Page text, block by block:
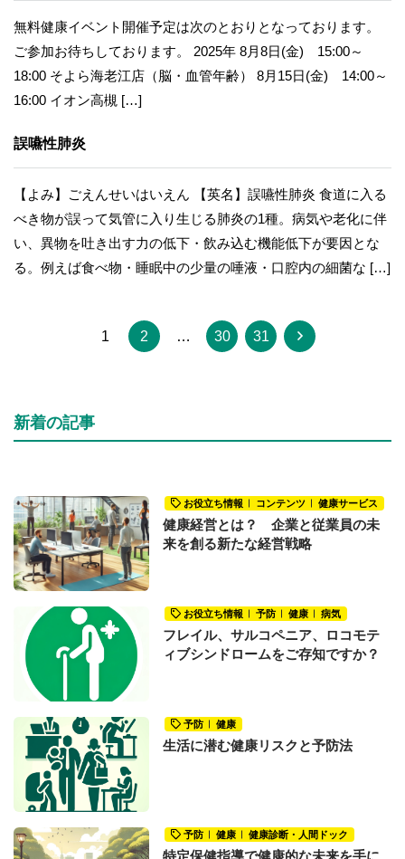
無料健康イベント開催予定は次のとおりとなっております。
ご参加お待ちしております。 2025年 8月8日(金) 15:00～
18:00 そよら海老江店（脳・血管年齢） 8月15日(金) 14:00～
16:00 イオン高槻 […]
誤嚥性肺炎
【よみ】ごえんせいはいえん 【英名】誤嚥性肺炎 食道に入る
べき物が誤って気管に入り生じる肺炎の1種。病気や老化に伴
い、異物を吐き出す力の低下・飲み込む機能低下が要因とな
る。例えば食べ物・睡眠中の少量の唾液・口腔内の細菌な […]
1 2 … 30 31
新着の記事
お役立ち情報 コンテンツ 健康サービス
健康経営とは？ 企業と従業員の未
来を創る新たな経営戦略
お役立ち情報 予防 健康 病気
フレイル、サルコペニア、ロコモテ
ィブシンドロームをご存知ですか？
予防 健康
生活に潜む健康リスクと予防法
予防 健康 健康診断・人間ドック
特定保健指導で健康的な未来を手に